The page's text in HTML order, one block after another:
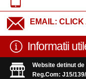
EMAIL: CLICK
Informatii
Website detinut de
Reg.Com: J15/